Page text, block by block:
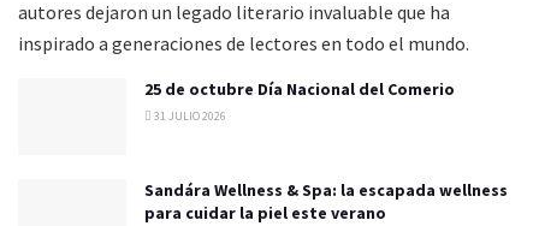
autores dejaron un legado literario invaluable que ha
inspirado a generaciones de lectores en todo el mundo.
25 de octubre Día Nacional del Comerio
31 JULIO 2026
Sandára Wellness & Spa: la escapada wellness
para cuidar la piel este verano